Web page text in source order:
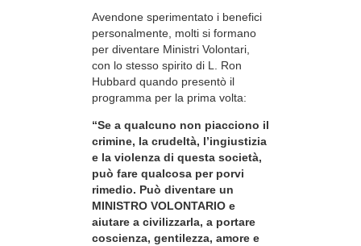
Avendone sperimentato i benefici
personalmente, molti si formano
per diventare Ministri Volontari,
con lo stesso spirito di L. Ron
Hubbard quando presentò il
programma per la prima volta:
“Se a qualcuno non piacciono il
crimine, la crudeltà, l’ingiustizia
e la violenza di questa società,
può fare qualcosa per porvi
rimedio. Può diventare un
MINISTRO VOLONTARIO e
aiutare a civilizzarla, a portare
coscienza, gentilezza, amore e